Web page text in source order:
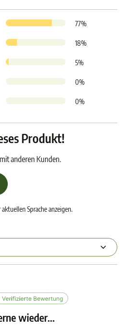
77%
18%
5%
0%
0%
Produkt!
anderen Kunden.
Sprache anzeigen.
wieder...